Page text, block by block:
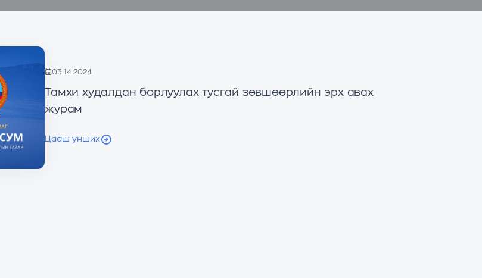
03.14.2024
Тамхи худалдан борлуулах тусгай зөвшөөрлийн эрх авах
журам
Цааш унших